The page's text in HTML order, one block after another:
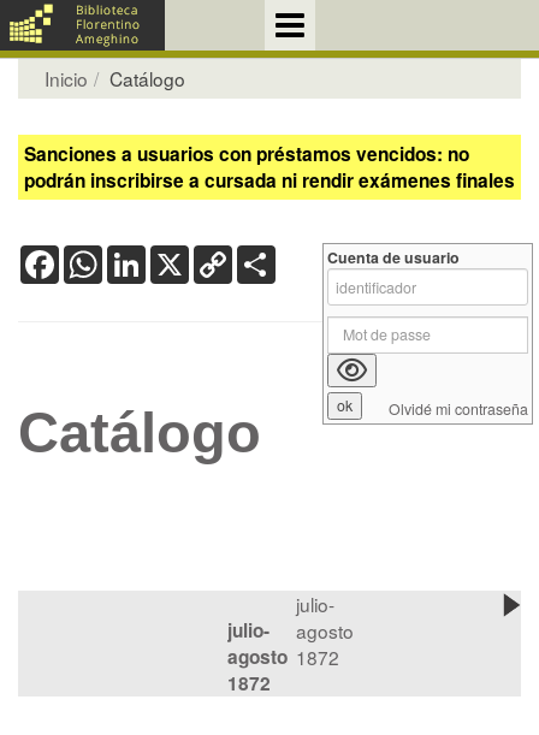
Inicio Catálogo
Sanciones a usuarios con préstamos vencidos: no
podrán inscribirse a cursada ni rendir exámenes finales
FacebookWhatsApp
LinkedIn
X Copy
Link
Catálogo
julio-
agosto
1872
julio-
agosto
1872
Cuenta de usuario
Olvidé mi contraseña